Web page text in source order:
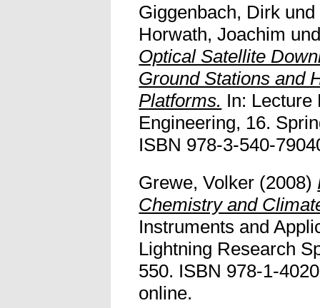
Giggenbach, Dirk und
Horwath, Joachim
Optical Satellite
Ground Stations and
Platforms. In: Lecture
Engineering, 16.
ISBN 978-3-540-
Grewe, Volker (2008)
Chemistry and
Instruments and
Lightning Research
550. ISBN 978-1-
online.